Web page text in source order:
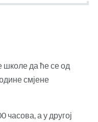
школе да ће се од
смјене
часова, а у другој